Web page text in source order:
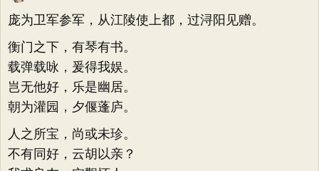
庞为卫军参军，从江陵使上都，过浔阳见赠。
衡门之下，有琴有书。
载弹载咏，爰得我娱。
岂无他好，乐是幽居。
朝为灌园，夕偃蓬庐。
人之所宝，尚或未珍。
不有同好，云胡以亲？